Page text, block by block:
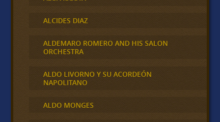
ALCIDES DIAZ
ALDEMARO ROMERO AND HIS SALON
ORCHESTRA
ALDO LIVORNO Y SU ACORDEÓN
NAPOLITANO
ALDO MONGES